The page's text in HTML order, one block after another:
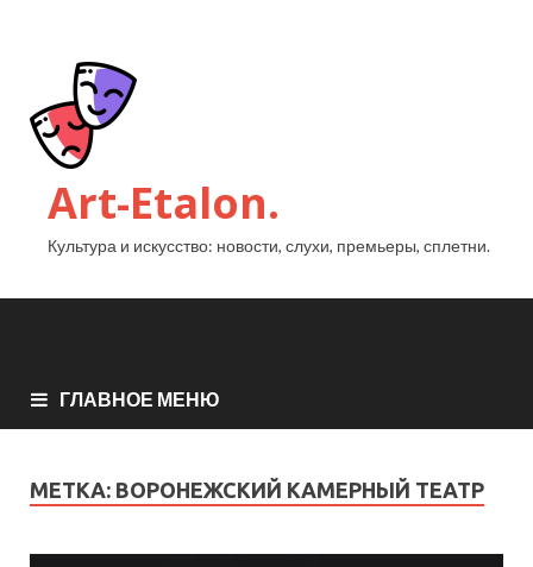
Art-Etalon.
Культура и искусство: новости, слухи, премьеры, сплетни.
ГЛАВНОЕ МЕНЮ
МЕТКА: ВОРОНЕЖСКИЙ КАМЕРНЫЙ ТЕАТР